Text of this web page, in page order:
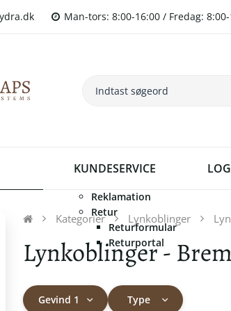
Man-tors: 8:00-16:00 / Fredag:
KUNDESERVICE
Reklamation
Retur
Returformular
Returportal
Kategorier Lynkoblinger
Lynkoblinger -
Gevind 1
Type